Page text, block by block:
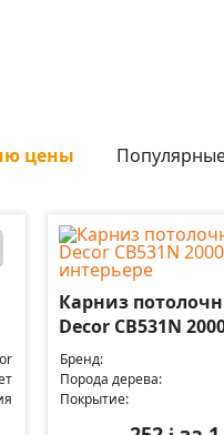
цены
Карниз
Decor CB531N
Бренд:
Порода дерева:
Покрытие: